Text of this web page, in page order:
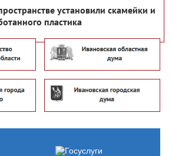
установили скамейки и
пластика